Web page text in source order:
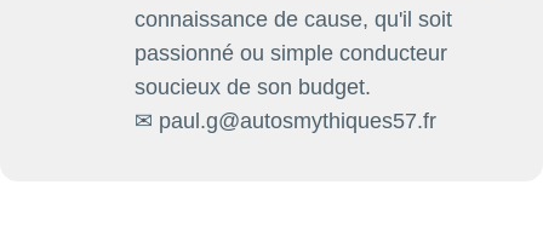
connaissance de cause, qu'il soit
passionné ou simple conducteur
soucieux de son budget.
✉ paul.g@autosmythiques57.fr